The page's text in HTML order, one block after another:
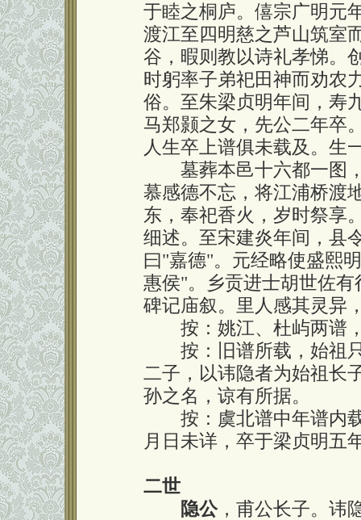
于睦之桐庐。僖宗广明元
渡江至四明慈之芦山筑室
谷，暇则教以诗礼孝悌。
时躬率子弟祀田神而劝农
俗。至朱梁贞明年间，寿
马郑颢之女，先公二年卒
人生卒上谱俱未载及。生
墓葬本邑十六都一图，
慕感德不忘，将江浦桥渡
东，奉祀香火，岁时祭享
细述。至宋建炎年间，县
曰"嘉德"。元经略使盛熙
惠侯"。乡贡进士胡世佐
碑记庙叙。里人感其灵异
按：姚江、杜屿两谱
按：旧谱所载，始祖只
二子，以讳隐者为始祖长
孙之名，谅有所据。
按：虞北谱中年谱内载
月日未详，卒于梁贞明五
二世
隐公，甫公长子。讳